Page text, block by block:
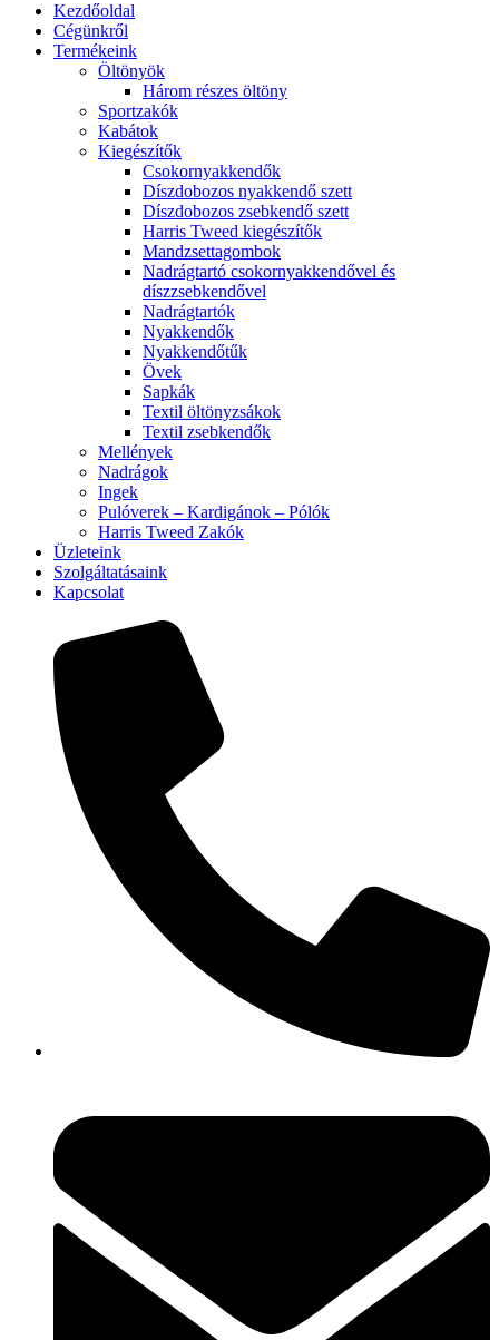
Kezdőoldal
Cégünkről
Termékeink
Öltönyök
Három részes öltöny
Sportzakók
Kabátok
Kiegészítők
Csokornyakkendők
Díszdobozos nyakkendő szett
Díszdobozos zsebkendő szett
Harris Tweed kiegészítők
Mandzsettagombok
Nadrágtartó csokornyakkendővel és
díszzsebkendővel
Nadrágtartók
Nyakkendők
Nyakkendőtűk
Övek
Sapkák
Textil öltönyzsákok
Textil zsebkendők
Mellények
Nadrágok
Ingek
Pulóverek – Kardigánok – Pólók
Harris Tweed Zakók
Üzleteink
Szolgáltatásaink
Kapcsolat